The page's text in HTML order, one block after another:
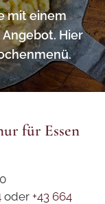
mit einem
Hier
für Essen
oder +43 664